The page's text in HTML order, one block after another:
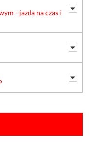
- jazda na czas i